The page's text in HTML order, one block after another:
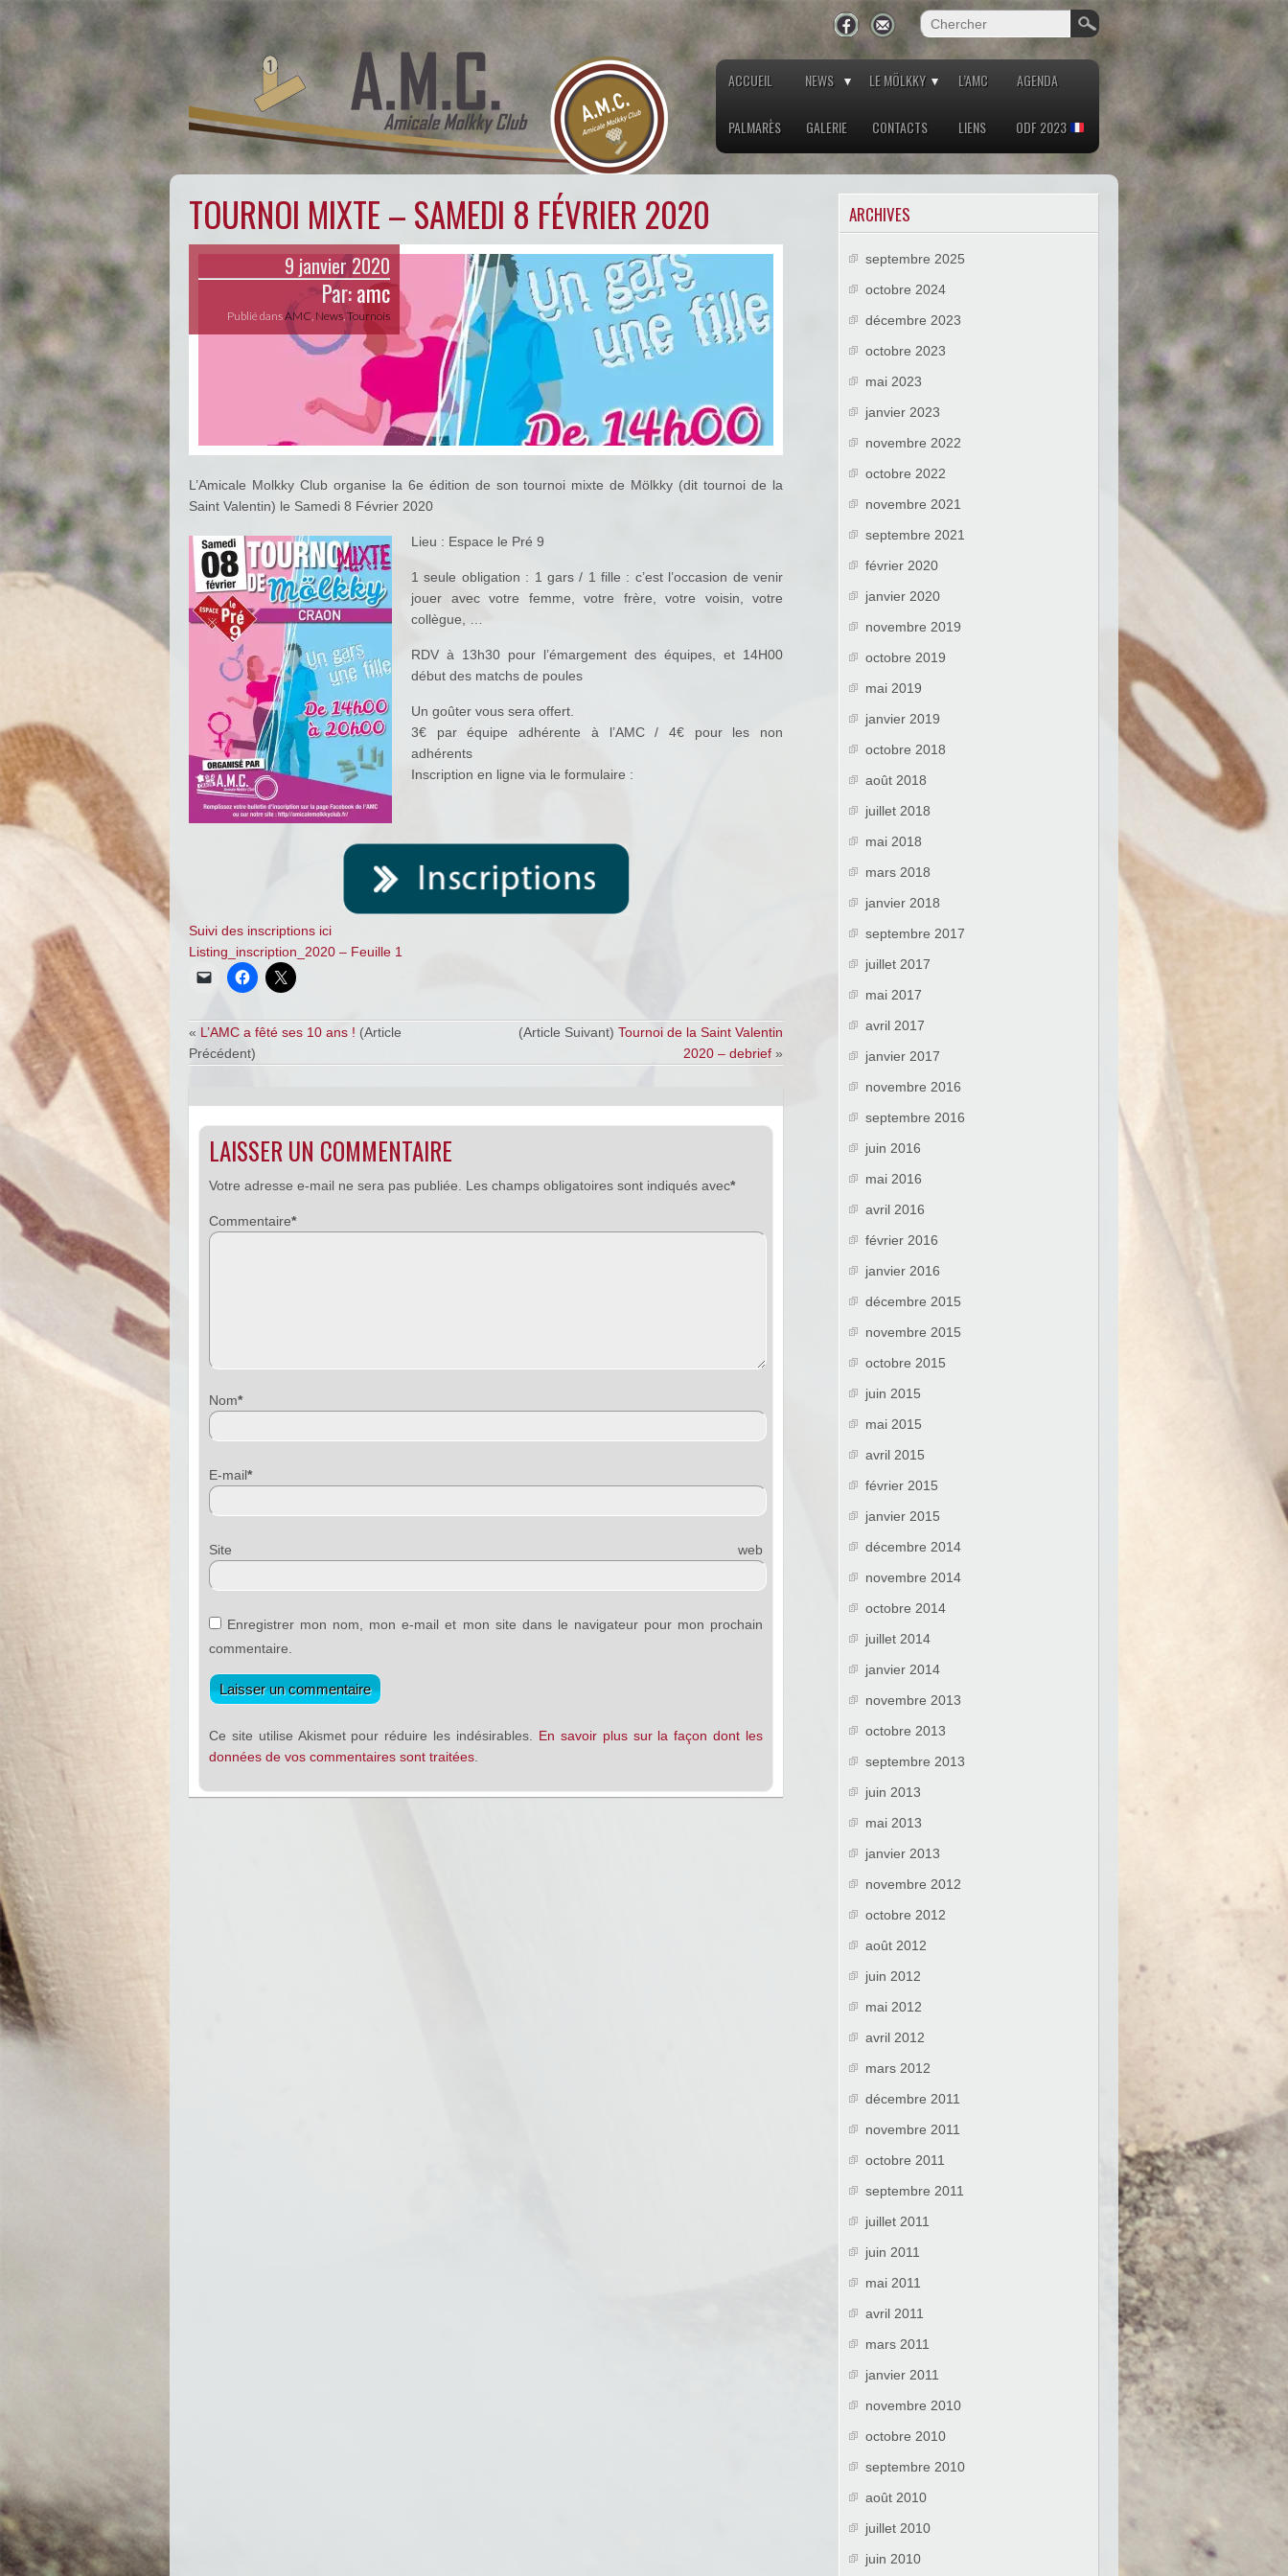
ACCUEIL NEWS LE MÖLKKY L’AMC AGENDA
PALMARÈS GALERIE CONTACTS LIENS ODF 2023
TOURNOI MIXTE – SAMEDI 8 FÉVRIER 2020
9 janvier 2020
Par:amc
Publié dansAMC, News,Tournois
L’Amicale Molkky Club organise la 6e édition de son tournoi mixte de Mölkky (dit tournoi de la
Saint Valentin) le Samedi 8 Février 2020
Lieu : Espace le Pré 9
1 seule obligation : 1 gars / 1 fille : c’est l’occasion de venir
jouer avec votre femme, votre frère, votre voisin, votre
collègue, …
RDV à 13h30 pour l’émargement des équipes, et 14H00
début des matchs de poules
Un goûter vous sera offert.
3€ par équipe adhérente à l’AMC / 4€ pour les non
adhérents
Inscription en ligne via le formulaire :
Suivi des inscriptions ici
Listing_inscription_2020 – Feuille 1
« L’AMC a fêté ses 10 ans ! (Article
Précédent)
(Article Suivant) Tournoi de la Saint Valentin
2020 – debrief »
LAISSER UN COMMENTAIRE
Votre adresse e-mail ne sera pas publiée. Les champs obligatoires sont indiqués avec*
Commentaire*
Nom*
E-mail*
Site web
Enregistrer mon nom, mon e-mail et mon site dans le navigateur pour mon prochain
commentaire.
Ce site utilise Akismet pour réduire les indésirables. En savoir plus sur la façon dont les
données de vos commentaires sont traitées.
ARCHIVES
septembre 2025
octobre 2024
décembre 2023
octobre 2023
mai 2023
janvier 2023
novembre 2022
octobre 2022
novembre 2021
septembre 2021
février 2020
janvier 2020
novembre 2019
octobre 2019
mai 2019
janvier 2019
octobre 2018
août 2018
juillet 2018
mai 2018
mars 2018
janvier 2018
septembre 2017
juillet 2017
mai 2017
avril 2017
janvier 2017
novembre 2016
septembre 2016
juin 2016
mai 2016
avril 2016
février 2016
janvier 2016
décembre 2015
novembre 2015
octobre 2015
juin 2015
mai 2015
avril 2015
février 2015
janvier 2015
décembre 2014
novembre 2014
octobre 2014
juillet 2014
janvier 2014
novembre 2013
octobre 2013
septembre 2013
juin 2013
mai 2013
janvier 2013
novembre 2012
octobre 2012
août 2012
juin 2012
mai 2012
avril 2012
mars 2012
décembre 2011
novembre 2011
octobre 2011
septembre 2011
juillet 2011
juin 2011
mai 2011
avril 2011
mars 2011
janvier 2011
novembre 2010
octobre 2010
septembre 2010
août 2010
juillet 2010
juin 2010